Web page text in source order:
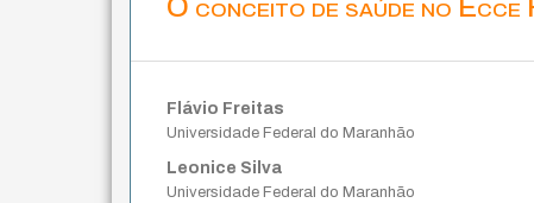
O conceito de saúde no Ecce
Flávio Freitas
Universidade Federal do Maranhão
Leonice Silva
Universidade Federal do Maranhão